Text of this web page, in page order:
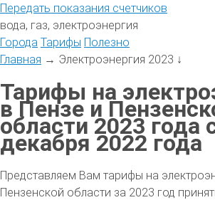
Передать показания счетчиков
вода, газ, электроэнергия
Города Тарифы Полезно
Главная → Электроэнергия 2023 ↓
Тарифы на
в Пензе и
области 2023 года
декабря 2022 года
Представляем Вам тарифы на
Пензенской области за 2023 год